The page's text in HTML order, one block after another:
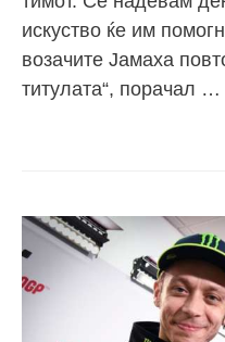
искуство ќе им
возачите Јамаха
титулата“, порачал …